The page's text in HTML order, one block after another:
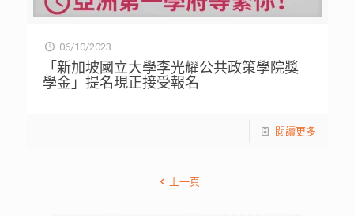
06/10/2023
「新加坡國立大學李光耀公共政策學院獎
學金」提名現正接受報名
閱讀更多
上一頁